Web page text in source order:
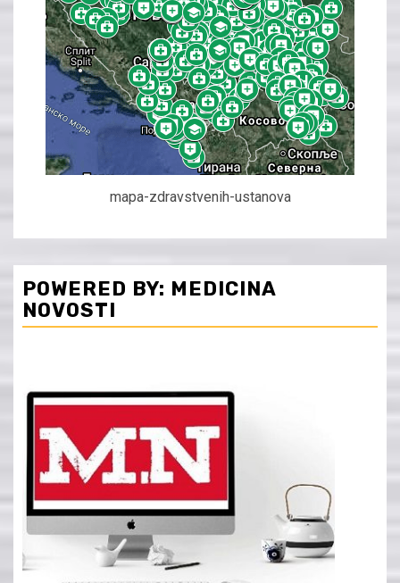
mapa-zdravstvenih-ustanova
POWERED BY: MEDICINA
NOVOSTI